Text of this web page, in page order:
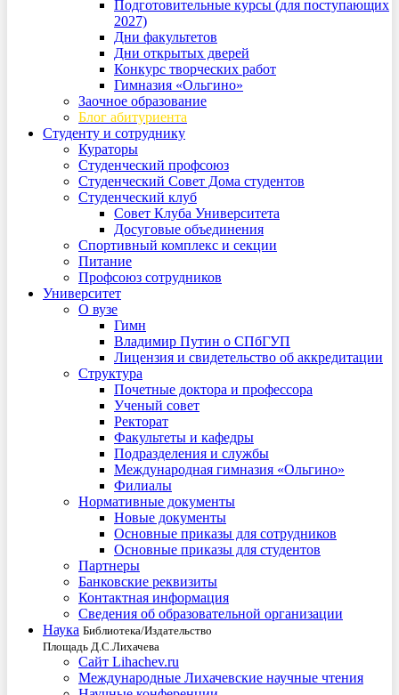
Подготовительные курсы (для поступающих
2027)
Дни факультетов
Дни открытых дверей
Конкурс творческих работ
Гимназия «Ольгино»
Заочное образование
Блог абитуриента
Студенту и сотруднику
Кураторы
Студенческий профсоюз
Студенческий Совет Дома студентов
Студенческий клуб
Совет Клуба Университета
Досуговые объединения
Спортивный комплекс и секции
Питание
Профсоюз сотрудников
Университет
О вузе
Гимн
Владимир Путин о СПбГУП
Лицензия и свидетельство об аккредитации
Структура
Почетные доктора и профессора
Ученый совет
Ректорат
Факультеты и кафедры
Подразделения и службы
Международная гимназия «Ольгино»
Филиалы
Нормативные документы
Новые документы
Основные приказы для сотрудников
Основные приказы для студентов
Партнеры
Банковские реквизиты
Контактная информация
Сведения об образовательной организации
Наука Библиотека/Издательство
Площадь Д.С.Лихачева
Сайт Lihachev.ru
Международные Лихачевские научные чтения